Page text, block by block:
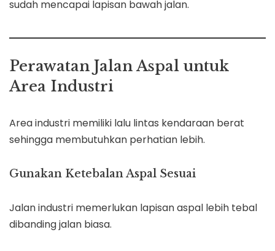
sudah mencapai lapisan bawah jalan.
Perawatan Jalan Aspal untuk
Area Industri
Area industri memiliki lalu lintas kendaraan berat
sehingga membutuhkan perhatian lebih.
Gunakan Ketebalan Aspal Sesuai
Jalan industri memerlukan lapisan aspal lebih tebal
dibanding jalan biasa.